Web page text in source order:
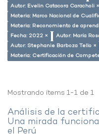
Autor: Evelin Catacora Caracholi ×
Materia: Marco Nacional de
Materia: Reconomiento de
Fecha: 2022 ×
Autor: María
Autor: Stephanie Barboza Tello ×
Materia: Certificación de
Mostrando ítems 1-1 de 1
Análisis de la
Una mirada
el Perú